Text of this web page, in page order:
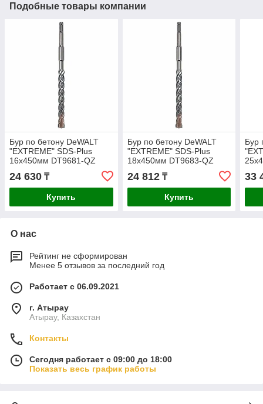
Подобные товары компании
Бур по бетону DeWALT
"EXTREME" SDS-Plus
16х450мм DT9681-QZ
24 630 ₸
Купить
Бур по бетону DeWALT
"EXTREME" SDS-Plus
18х450мм DT9683-QZ
24 812₸
Купить
Бур
33
О нас
Рейтинг не сформирован
Менее 5 отзывов за последний год
Работает с 06.09.2021
г. Атырау
Атырау, Казахстан
Контакты
Сегодня работает с 09:00 до 18:00
Показать весь график работы